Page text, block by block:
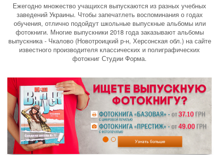
Ежегодно множество учащихся выпускаются из разных учебных
заведений Украины. Чтобы запечатлеть воспоминания о годах
обучения, отлично подойдут школьные выпускные альбомы или
фотокниги. Многие выпускники 2018 года заказывают альбомы
выпускника - Чкалово (Новотроицкий р-н, Херсонская обл.) на сайте
известного производителя классических и полиграфических
фотокниг Студии Форма.